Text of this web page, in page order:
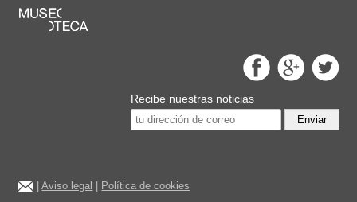
Recibe nuestras noticias
Enviar
|Aviso legal Política de cookies